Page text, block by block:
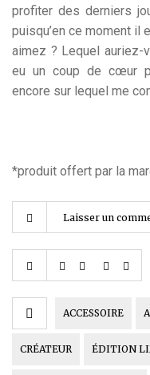
profiter des derniers
puisqu’en ce moment il
aimez ? Lequel auriez-
eu un coup de cœur
encore sur lequel me
*produit offert par la
Laisser un
ACCESSOIRE
CRÉATEUR ÉDITION